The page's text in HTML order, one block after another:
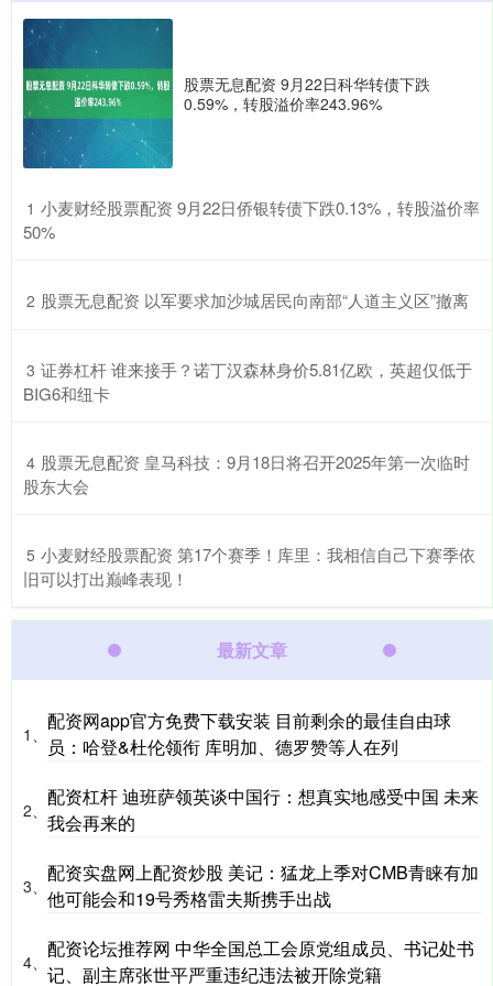
股票无息配资 9月22日科华转债下跌
0.59%，转股溢价率243.96%
1 ​小麦财经股票配资 9月22日侨银转债下跌0.13%，转股溢价率
50%
2 ​股票无息配资 以军要求加沙城居民向南部“人道主义区”撤离
3 ​证券杠杆 谁来接手？诺丁汉森林身价5.81亿欧，英超仅低于
BIG6和纽卡
4 ​股票无息配资 皇马科技：9月18日将召开2025年第一次临时
股东大会
5 ​小麦财经股票配资 第17个赛季！库里：我相信自己下赛季依
旧可以打出巅峰表现！
最新文章
1、
配资网app官方免费下载安装 目前剩余的最佳自由球
员：哈登&杜伦领衔 库明加、德罗赞等人在列
2、
配资杠杆 迪班萨领英谈中国行：想真实地感受中国 未来
我会再来的
3、
配资实盘网上配资炒股 美记：猛龙上季对CMB青睐有加
他可能会和19号秀格雷夫斯携手出战
4、
配资论坛推荐网 中华全国总工会原党组成员、书记处书
记、副主席张世平严重违纪违法被开除党籍